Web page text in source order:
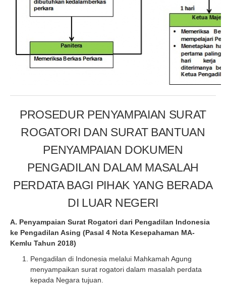
PROSEDUR PENYAMPAIAN SURAT
ROGATORI DAN SURAT BANTUAN
PENYAMPAIAN DOKUMEN
PENGADILAN DALAM MASALAH
PERDATA BAGI PIHAK YANG BERADA
DI LUAR NEGERI
A. Penyampaian Surat Rogatori dari Pengadilan Indonesia
ke Pengadilan Asing (Pasal 4 Nota Kesepahaman MA-
Kemlu Tahun 2018)
Pengadilan di Indonesia melalui Mahkamah Agung
menyampaikan surat rogatori dalam masalah perdata
kepada Negara tujuan.